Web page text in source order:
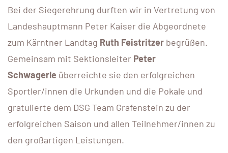
Bei der Siegerehrung durften wir in Vertretung von
Landeshauptmann Peter Kaiser die Abgeordnete
zum Kärntner Landtag Ruth Feistritzer begrüßen.
Gemeinsam mit Sektionsleiter Peter
Schwagerle überreichte sie den erfolgreichen
Sportler/innen die Urkunden und die Pokale und
gratulierte dem DSG Team Grafenstein zu der
erfolgreichen Saison und allen Teilnehmer/innen zu
den großartigen Leistungen.